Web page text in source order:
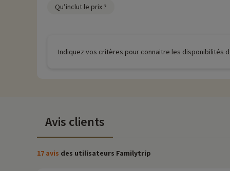
Qu’inclut le prix ?
Indiquez vos critères pour connaitre les disponibilités
Avis clients
17 avis des utilisateurs Familytrip